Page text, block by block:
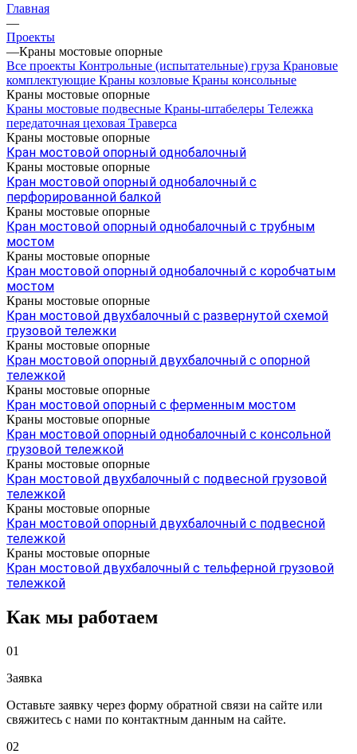
Главная
—
Проекты
—Краны мостовые опорные
Все проекты Контрольные (испытательные) груза Крановые
комплектующие Краны козловые Краны консольные
Краны мостовые опорные
Краны мостовые подвесные Краны-штабелеры Тележка
передаточная цеховая Траверса
Краны мостовые опорные
Кран мостовой опорный однобалочный
Краны мостовые опорные
Кран мостовой опорный однобалочный с
перфорированной балкой
Краны мостовые опорные
Кран мостовой опорный однобалочный с трубным
мостом
Краны мостовые опорные
Кран мостовой опорный однобалочный с коробчатым
мостом
Краны мостовые опорные
Кран мостовой двухбалочный с развернутой схемой
грузовой тележки
Краны мостовые опорные
Кран мостовой опорный двухбалочный с опорной
тележкой
Краны мостовые опорные
Кран мостовой опорный с ферменным мостом
Краны мостовые опорные
Кран мостовой опорный однобалочный с консольной
грузовой тележкой
Краны мостовые опорные
Кран мостовой двухбалочный с подвесной грузовой
тележкой
Краны мостовые опорные
Кран мостовой опорный двухбалочный с подвесной
тележкой
Краны мостовые опорные
Кран мостовой двухбалочный с тельферной грузовой
тележкой
Как мы работаем
01
Заявка
Оставьте заявку через форму обратной связи на сайте или
свяжитесь с нами по контактным данным на сайте.
02